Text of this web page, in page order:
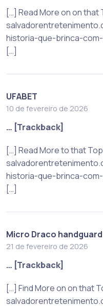
[…] Read More on on that
historia-que-brinca-
[…]
UFABET
10 de fevereiro de 2026
… [Trackback]
[…] Read More to that
historia-que-brinca-
[…]
Micro Draco handguard
21 de fevereiro de 2026
… [Trackback]
[…] Find More on on that